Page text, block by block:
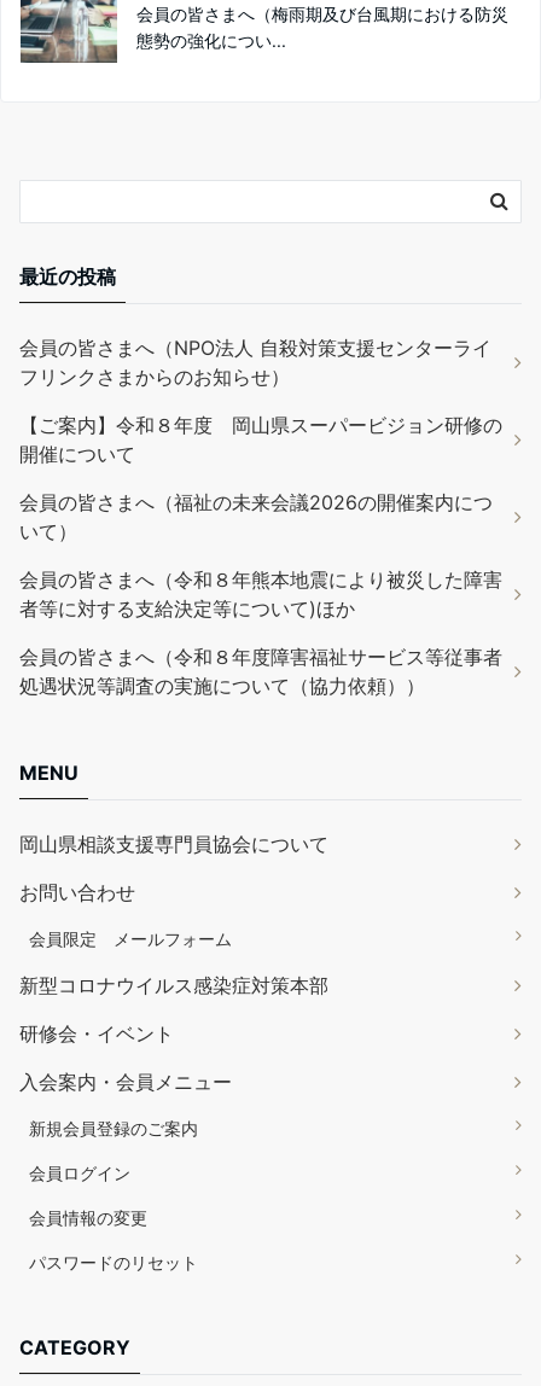
会員の皆さまへ（梅雨期及び台風期における防災
態勢の強化につい...
最近の投稿
会員の皆さまへ（NPO法人 自殺対策支援センターライ
フリンクさまからのお知らせ）
【ご案内】令和８年度 岡山県スーパービジョン研修の
開催について
会員の皆さまへ（福祉の未来会議2026の開催案内につ
いて）
会員の皆さまへ（令和８年熊本地震により被災した障害
者等に対する支給決定等について)ほか
会員の皆さまへ（令和８年度障害福祉サービス等従事者
処遇状況等調査の実施について（協力依頼））
MENU
岡山県相談支援専門員協会について
お問い合わせ
会員限定 メールフォーム
新型コロナウイルス感染症対策本部
研修会・イベント
入会案内・会員メニュー
新規会員登録のご案内
会員ログイン
会員情報の変更
パスワードのリセット
CATEGORY